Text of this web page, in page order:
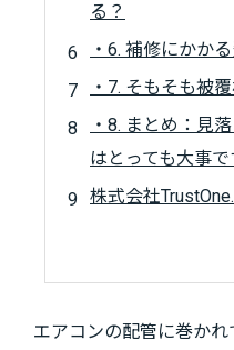
る？
・6. 補修にかか
・7. そもそも被
・8. まとめ：見
はとっても大事で
株式会社TrustOne.
エアコンの配管に巻かれ